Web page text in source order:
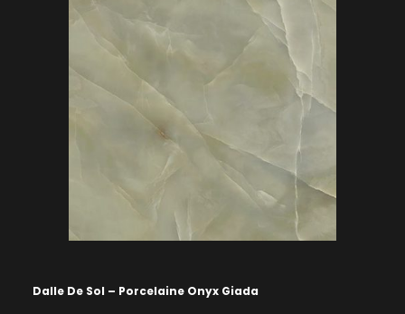
Dalle De Sol – Porcelaine Onyx Giada